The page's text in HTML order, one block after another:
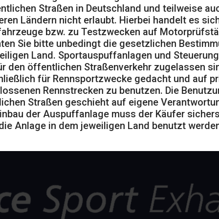
Straßen in Deutschland und teilweise
Ländern nicht erlaubt. Hierbei handelt es
bzw. zu Testzwecken auf
Sie bitte unbedingt die gesetzlichen
Land. Sportauspuffanlagen und
den öffentlichen Straßenverkehr zugelassen
für Rennsportzwecke gedacht und auf
Rennstrecken zu benutzen. Die
Straßen geschieht auf eigene
der Auspuffanlage muss der Käufer
Anlage in dem jeweiligen Land benutzt
(MwSt.
ausgeschlossen)